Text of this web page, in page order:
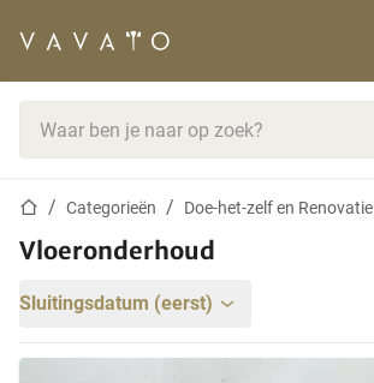
StartpaginaCategorieën Doe-het-zelf en Renovatie
Vloeronderhoud
Sluitingsdatum (eerst)